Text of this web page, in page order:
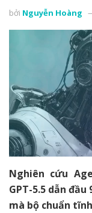
bởi Nguyễn Hoàng
Nghiên cứu
GPT-5.5 dẫn
mà bộ chuẩn